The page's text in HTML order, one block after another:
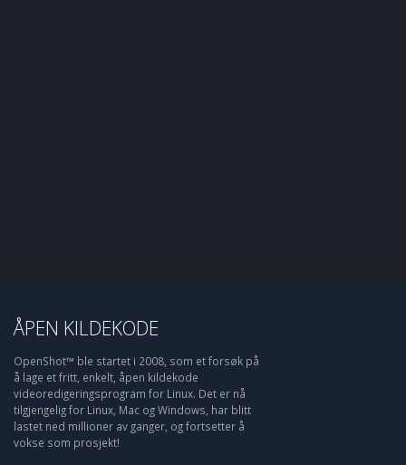
ÅPEN KILDEKODE
OpenShot™ ble startet i 2008, som et forsøk på
å lage et fritt, enkelt, åpen kildekode
videoredigeringsprogram for Linux. Det er nå
tilgjengelig for Linux, Mac og Windows, har blitt
lastet ned millioner av ganger, og fortsetter å
vokse som prosjekt!